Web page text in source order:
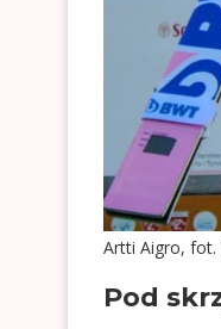
Artti Aigro, fot.
Pod